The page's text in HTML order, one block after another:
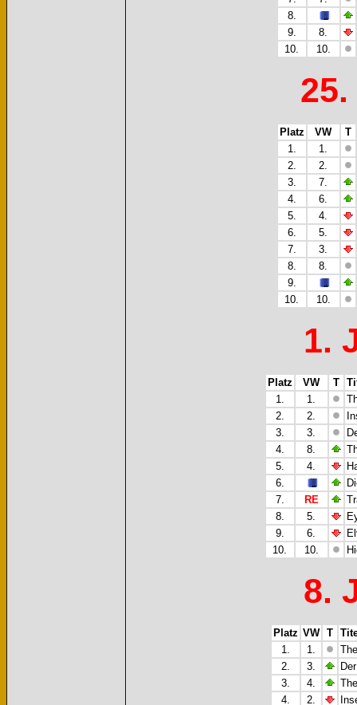
8.
9.
8.
10.
10.
Platz VW
T
1.
1.
2.
2.
3.
7.
4.
6.
5.
4.
6.
5.
7.
3.
8.
8.
9.
10.
10.
1.
Platz VW T
1.
1.
2.
2.
3.
3.
4.
8.
5.
4.
6.
7.
RE
8.
5.
9.
6.
10.
10.
8.
Platz VW T
1.
1.
2.
3.
3.
4.
4.
2.